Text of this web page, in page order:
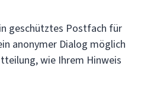
geschütztes Postfach für
anonymer Dialog möglich
wie Ihrem Hinweis